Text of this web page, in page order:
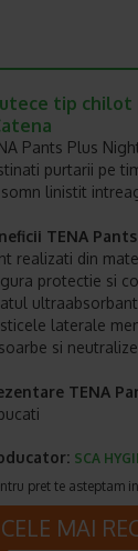
tip chilot
Pants Plus
purtarii pe
linistit
TENA
realizati din
protectie si
laterale
si
TENA
SCA
pret te asteptam
CELE MAI